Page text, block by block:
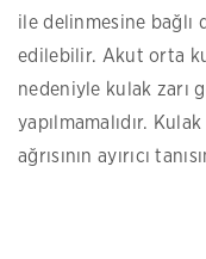
ile delinmesine bağlı
edilebilir. Akut orta
nedeniyle kulak zarı
yapılmamalıdır.
ağrısının ayırıcı